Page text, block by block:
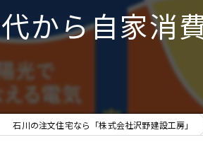
から自家消
石川の注文住宅なら「株式会社沢野建設工房」